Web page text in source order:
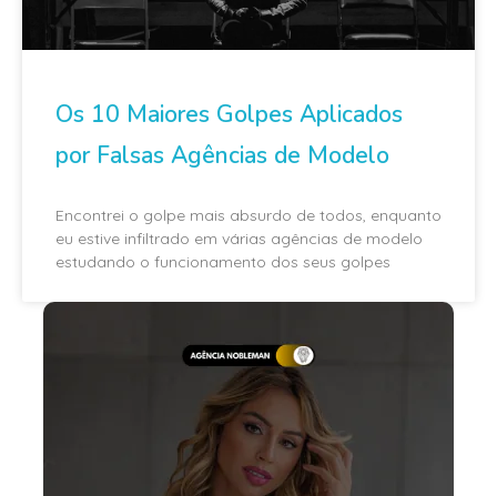
Os 10 Maiores Golpes Aplicados
por Falsas Agências de Modelo
Encontrei o golpe mais absurdo de todos, enquanto
eu estive infiltrado em várias agências de modelo
estudando o funcionamento dos seus golpes